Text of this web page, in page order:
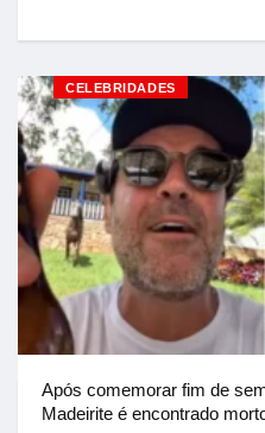
CELEBRIDADES
Após comemorar fim de
Madeirite é encontrado